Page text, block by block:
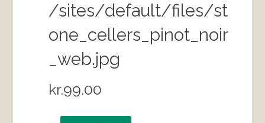
/sites/default/files/st
one_cellers_pinot_noir
_web.jpg
kr.99.00